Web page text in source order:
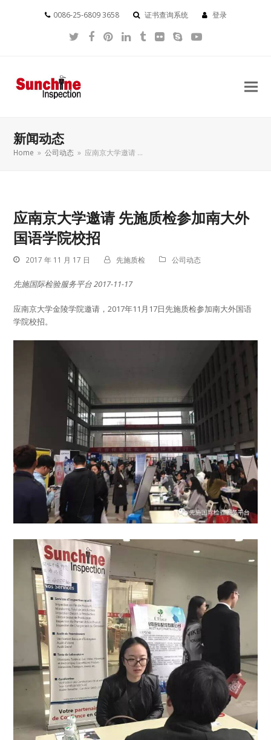
0086-25-6809 3658 证书查询系统 登录
Twitter
Facebook
Pinterest
LinkedIn
Tumblr
FlickrSkypeYouTube
新闻动态
Home » 公司动态 » 应南京大学邀请 …
应南京大学邀请 先施质检参加南大外
国语学院校招
2017 年 11 月 17 日 先施质检 公司动态
先施国际检验服务平台 2017-11-17
应南京大学金陵学院邀请，2017年11月17日先施质检参加南大外国语
学院校招。